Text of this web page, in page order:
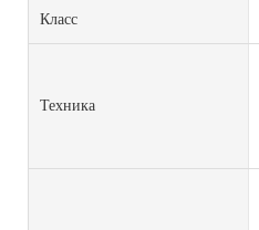
Класс
Техника